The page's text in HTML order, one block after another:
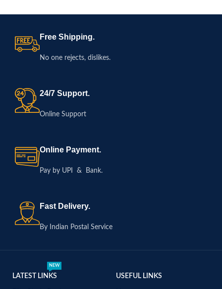
Free Shipping.
No one rejects, dislikes.
24/7 Support.
Online Support
Online Payment.
Pay by UPI & Bank.
Fast Delivery.
By Indian Postal Service
LATEST LINKS
NEW
USEFUL LINKS